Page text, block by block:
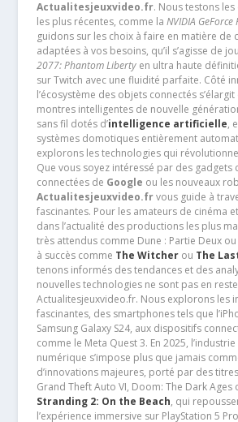
Actualitesjeuxvideo.fr. Nous testons
les plus récentes, comme la NVIDIA GeForce
guidons sur les choix à faire en matière de
adaptées à vos besoins, qu’il s’agisse de
2077: Phantom Libertyen ultra haute
sur Twitch avec une fluidité parfaite. Côté
l’écosystème des objets connectés
montres intelligentes de nouvelle
sans fil dotés d’intelligence artificielle,
systèmes domotiques entièrement
explorons les technologies qui
Que vous soyez intéressé par des gadgets
connectées de Google ou les nouveaux
Actualitesjeuxvideo.frvous guide à
fascinantes. Pour les amateurs de cinéma
dans l’actualité des productions les plus
très attendus comme Dune : Partie Deux
à succès comme The Witcherou The
tenons informés des tendances et des
nouvelles technologies ne sont pas en
Actualitesjeuxvideo.fr. Nous explorons les
fascinantes, des smartphones tels que
Samsung Galaxy S24, aux dispositifs
comme le Meta Quest 3. En 2025,
numérique s’impose plus que jamais
d’innovations majeures, porté par des
Grand Theft Auto VI, Doom: The Dark Ages
Stranding 2: On the Beach, qui
l’expérience immersive sur PlayStation 5